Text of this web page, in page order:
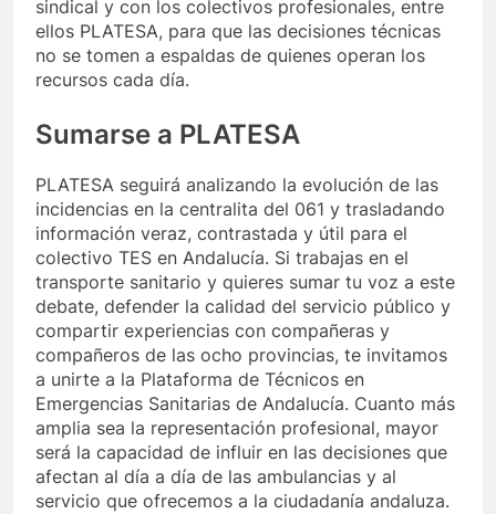
sindical y con los colectivos profesionales, entre
ellos PLATESA, para que las decisiones técnicas
no se tomen a espaldas de quienes operan los
recursos cada día.
Sumarse a PLATESA
PLATESA seguirá analizando la evolución de las
incidencias en la centralita del 061 y trasladando
información veraz, contrastada y útil para el
colectivo TES en Andalucía. Si trabajas en el
transporte sanitario y quieres sumar tu voz a este
debate, defender la calidad del servicio público y
compartir experiencias con compañeras y
compañeros de las ocho provincias, te invitamos
a unirte a la Plataforma de Técnicos en
Emergencias Sanitarias de Andalucía. Cuanto más
amplia sea la representación profesional, mayor
será la capacidad de influir en las decisiones que
afectan al día a día de las ambulancias y al
servicio que ofrecemos a la ciudadanía andaluza.